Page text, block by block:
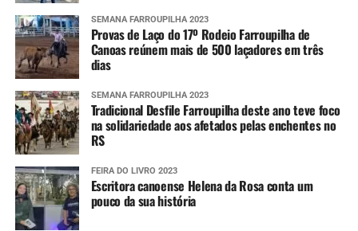
SEMANA FARROUPILHA 2023
Provas de Laço do 17º Rodeio Farroupilha de
Canoas reúnem mais de 500 laçadores em três
dias
SEMANA FARROUPILHA 2023
Tradicional Desfile Farroupilha deste ano teve foco
na solidariedade aos afetados pelas enchentes no
RS
FEIRA DO LIVRO 2023
Escritora canoense Helena da Rosa conta um
pouco da sua história